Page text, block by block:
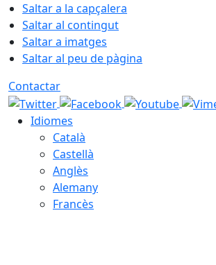
Saltar a la capçalera
Saltar al contingut
Saltar a imatges
Saltar al peu de pàgina
Contactar
Idiomes
Català
Castellà
Anglès
Alemany
Francès